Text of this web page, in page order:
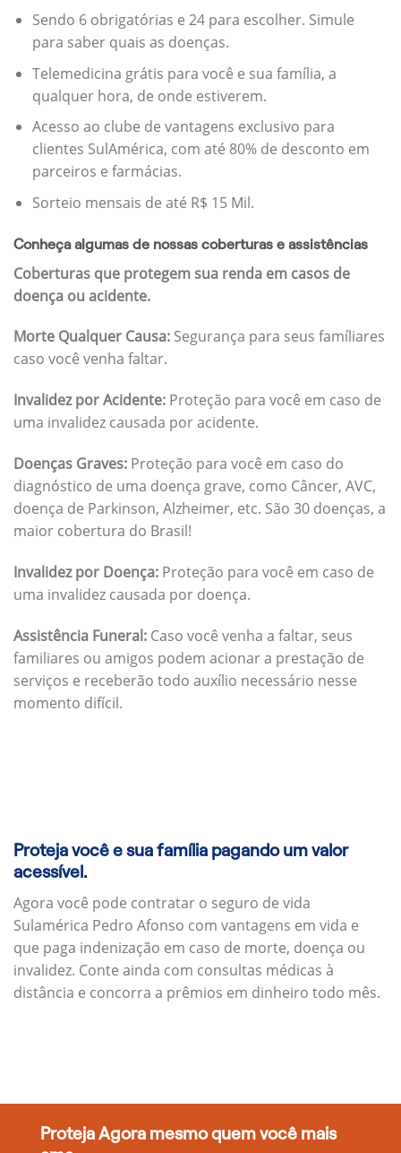
Sendo 6 obrigatórias e 24 para escolher. Simule
para saber quais as doenças.
Telemedicina grátis para você e sua família, a
qualquer hora, de onde estiverem.
Acesso ao clube de vantagens exclusivo para
clientes SulAmérica, com até 80% de desconto em
parceiros e farmácias.
Sorteio mensais de até R$ 15 Mil.
Conheça algumas de nossas coberturas e assistências
Coberturas que protegem sua renda em casos de
doença ou acidente.
Morte Qualquer Causa: Segurança para seus famíliares
caso você venha faltar.
Invalidez por Acidente: Proteção para você em caso de
uma invalidez causada por acidente.
Doenças Graves: Proteção para você em caso do
diagnóstico de uma doença grave, como Câncer, AVC,
doença de Parkinson, Alzheimer, etc. São 30 doenças, a
maior cobertura do Brasil!
Invalidez por Doença: Proteção para você em caso de
uma invalidez causada por doença.
Assistência Funeral: Caso você venha a faltar, seus
familiares ou amigos podem acionar a prestação de
serviços e receberão todo auxílio necessário nesse
momento difícil.
Proteja você e sua família pagando um valor
acessível.
Agora você pode contratar o seguro de vida
Sulamérica Pedro Afonso com vantagens em vida e
que paga indenização em caso de morte, doença ou
invalidez. Conte ainda com consultas médicas à
distância e concorra a prêmios em dinheiro todo mês.
Proteja Agora mesmo quem você mais